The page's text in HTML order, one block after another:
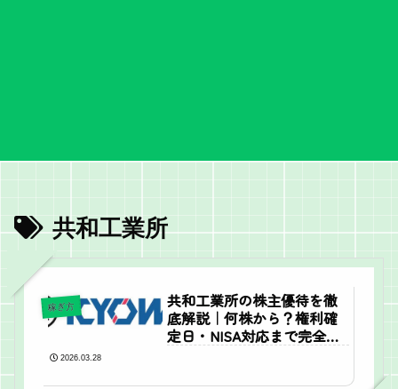
共和工業所
稼ぎ方
共和工業所の株主優待を徹
底解説｜何株から？権利確
定日・NISA対応まで完全ガ
2026.03.28